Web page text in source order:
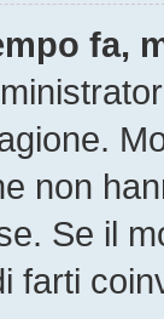
fa,
non
Se il
farti